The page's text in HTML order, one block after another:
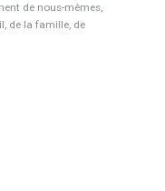
de nous-mêmes,
de la famille, de